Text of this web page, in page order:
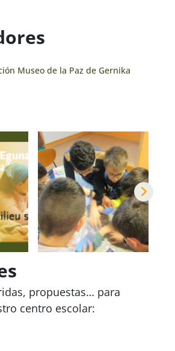
Museo de la Paz de Gernika
propuestas… para
centro escolar: